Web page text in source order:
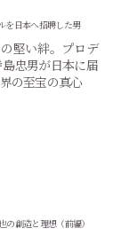
を日本へ招聘した男
堅い絆。プロデ
忠男が日本に届
の至宝の真心
の創造と理想（前編）